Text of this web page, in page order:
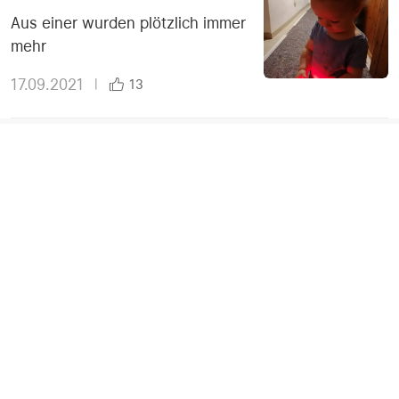
Aus einer wurden plötzlich immer
mehr
17.09.2021 13